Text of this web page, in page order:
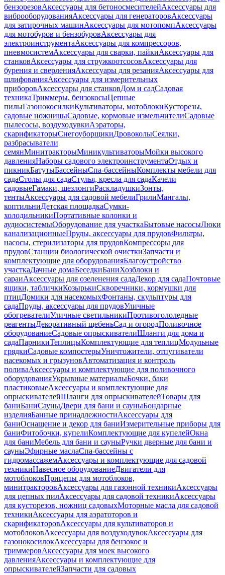
бензорезовАксессуары для бетоносмесителейАксессуары для
виброоборудованияАксессуары для генераторовАксессуары
для затирочных машинАксессуары для мотопомпАксессуары
для мотобуров и бензобуровАксессуары для
электроинструментаАксессуары для компрессоров,
пневмосистемАксессуары для сварки, пайкиАксессуары для
станковАксессуары для стружкоотсосовАксессуары для
бурения и сверленияАксессуары для резанияАксессуары для
шлифованияАксессуары для измерительных
приборовАксессуары для станковДом и садСадовая
техникаТриммеры, бензокосыЦепные
пилыГазонокосилкиКультиваторы, мотоблокиКусторезы,
садовые ножницыСадовые, кормовые измельчителиСадовые
пылесосы, воздуходувкиАэраторы,
скарификаторыСнегоуборщикиДровоколыСеялки,
разбрасыватели
семянМинитракторыМиникультиваторыМойки высокого
давленияНаборы садового электроинструментаОтдых и
пикникБатутыБассейныСпа-бассейныКомплекты мебели для
садаСтолы для садаСтулья, кресла для садаКачели
садовыеГамаки, шезлонгиРаскладушкиЗонты,
тентыАксессуары для садовой мебелиГрилиМангалы,
коптильниДетская площадкаСумки-
холодильникиПортативные колонки и
аудиосистемыОборудование для участкаБытовые насосыЛюки
канализационныеПруды, аксессуары для прудовФильтры,
насосы, стерилизаторы для прудовКомпрессоры для
прудовСтанции биологической очисткиЗапчасти и
комплектующие для оборудованияБлагоустройство
участкаДачные домаБеседкиБаниХозблоки и
сараиАксессуары для озеленения садаДекор для садаПочтовые
ящики, табличкиКозырькиСкворечники, кормушки для
птицДомики для насекомыхФонтаны, скульптуры для
садаПруды, аксессуары для прудовУличные
обогревателиУличные светильникиПротивогололедные
реагентыДекоративный щебеньСад и огородПоливочное
оборудованиеСадовые опрыскивателиШланги для дома и
садаПарникиТеплицыКомплектующие для теплицМодульные
грядкиСадовые компостерыУничтожители, отпугиватели
насекомых и грызуновАвтоматизация и контроль
поливаАксессуары и комплектующие для поливочного
оборудованияУкрывные материалыБочки, баки
пластиковыеАксессуары и комплектующие для
опрыскивателейШланги для опрыскивателейТовары для
баниБаниСауныДвери для бани и сауныБондарные
изделияБанные принадлежностиАксессуары для
баниОснащение и декор для баниИзмерительные приборы для
баниФитобочки, купелиКомплектующие для купелейОкна
для баниМебель для бани и сауныРучки дверные для бани и
сауныЭфирные маслаСпа-бассейны с
гидромассажемАксессуары и комплектующие для садовой
техникиНавесное оборудованиеДвигатели для
мотоблоковПрицепы для мотоблоков,
минитракторовАксессуары для газонной техникиАксессуары
для цепных пилАксессуары для садовой техникиАксессуары
для кусторезов, ножниц садовыхМоторные масла для садовой
техникиАксессуары для аэратоторов и
скарификаторовАксессуары для культиваторов и
мотоблоковАксессуары для воздуходувокАксессуары для
газонокосилокАксессуары для бензокос и
триммеровАксессуары для моек высокого
давленияАксессуары и комплектующие для
опрыскивателейЗапчасти для садовых